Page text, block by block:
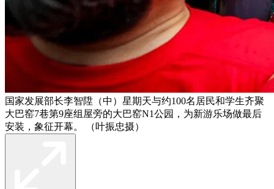
国家发展部长李智陞（中）星期天与约100名居民和学生齐聚
大巴窑7巷第9座组屋旁的大巴窑N1公园，为新游乐场做最后
安装，象征开幕。 （叶振忠摄）